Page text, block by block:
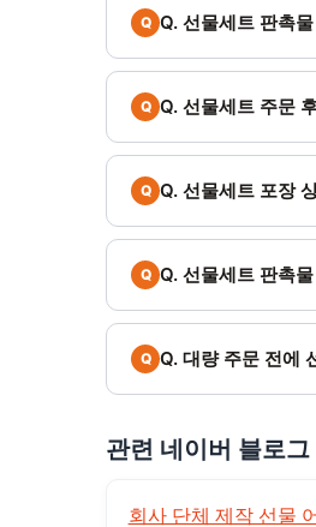
Q. 선물세트 판촉
Q. 선물세트 주문
Q. 선물세트 포장
Q. 선물세트 판촉
Q. 대량 주문 전에
관련 네이버 블로
회사 단체 제작 선물